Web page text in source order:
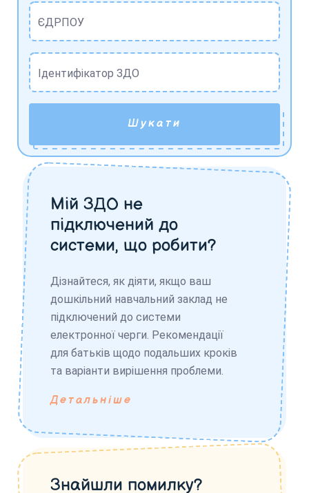
ЄДРПОУ
Ідентифікатор ЗДО
Шукати
Мій ЗДО не
підключений до
системи, що робити?
Дізнайтеся, як діяти, якщо ваш
дошкільний навчальний заклад не
підключений до системи
електронної черги. Рекомендації
для батьків щодо подальших кроків
та варіанти вирішення проблеми.
Детальніше
Знайшли помилку?